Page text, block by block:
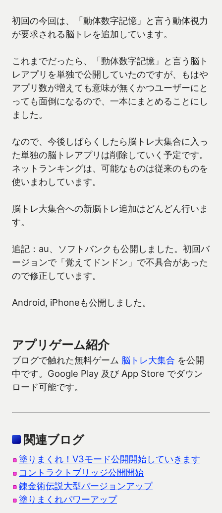
初回の今回は、「動体数字記憶」と言う動体視力
が要求される脳トレを追加しています。
これまでだったら、「動体数字記憶」と言う脳ト
レアプリを単独で公開していたのですが、もはや
アプリ数が増えても意味が無くかつユーザーにと
っても面倒になるので、一本にまとめることにし
ました。
なので、今後しばらくしたら脳トレ大集合に入っ
た単独の脳トレアプリは削除していく予定です。
ネットランキングは、可能なものは従来のものを
使いまわしています。
脳トレ大集合への新脳トレ追加はどんどん行いま
す。
追記：au、ソフトバンクも公開しました。初回バ
ージョンで「覚えてドンドン」で不具合があった
ので修正しています。
Android, iPhoneも公開しました。
アプリゲーム紹介
ブログで触れた無料ゲーム 脳トレ大集合 を公開
中です。Google Play 及び App Store でダウン
ロード可能です。
関連ブログ
塗りまくれ！V3モード公開開始していきます
コントラクトブリッジ公開開始
錬金術伝説大型バージョンアップ
塗りまくれパワーアップ